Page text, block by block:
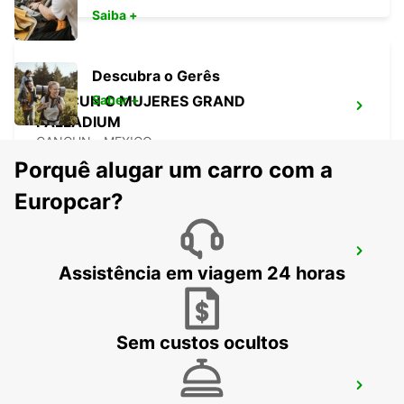
CANCUN C MUJERES GRAND
PALLADIUM
CANCUN - MEXICO
CANCUN C MUJERES TRS CO
CANCUN - MEXICO
Saiba +
Descubra o Gerês
Saber +
Porquê alugar um carro com a
Europcar?
Assistência em viagem 24 horas
Sem custos ocultos